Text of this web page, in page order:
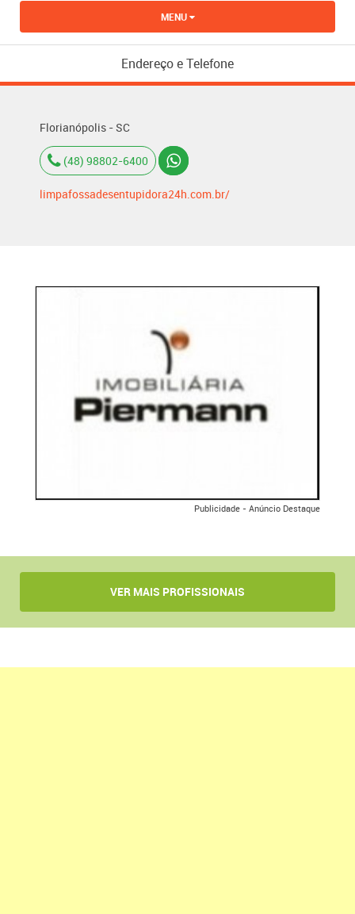
MENU
Endereço e Telefone
Florianópolis - SC
(48) 98802-6400
limpafossadesentupidora24h.com.br/
Publicidade - Anúncio Destaque
VER MAIS PROFISSIONAIS